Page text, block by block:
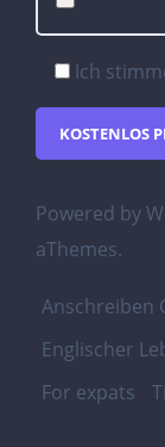
Ich
Powered by
aThemes.
Anschreiben
Englischer
For expats